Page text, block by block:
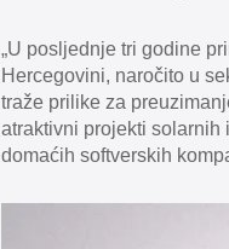
„U posljednje tri godine
Hercegovini, naročito u
traže prilike za
atraktivni projekti solarnih
domaćih softverskih